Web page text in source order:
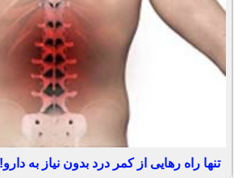
تنها راه رهایی از کمر درد بدون نیاز به